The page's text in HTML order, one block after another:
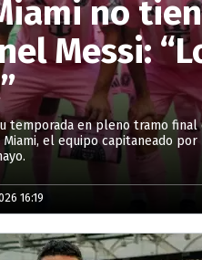
no
Messi:
temporada en pleno tramo
el equipo capitaneado
16:19